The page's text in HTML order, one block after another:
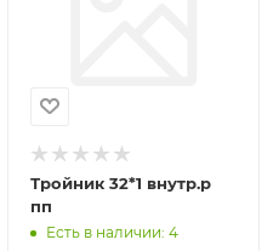
Тройник 32*1 внутр.р
пп
Есть в наличии: 4